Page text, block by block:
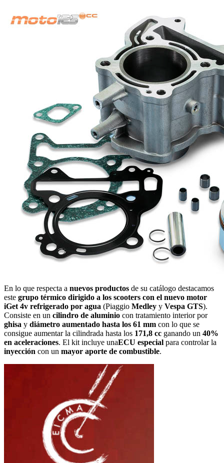
En lo que respecta a nuevos productos de su catálogo destacamos
este grupo térmico dirigido a los scooters con el nuevo motor
iGet 4v refrigerado por agua (Piaggio Medley y Vespa GTS).
Consiste en un cilindro de aluminio con tratamiento interior por
ghisa y diámetro aumentado hasta los 61 mm con lo que se
consigue aumentar la cilindrada hasta los 171,8 cc ganando un 40%
en aceleraciones. El kit incluye unaECU especial para controlar la
inyección con un mayor aporte de combustible.